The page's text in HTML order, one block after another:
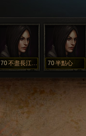
70 不盡長江滾滾來 70半點心